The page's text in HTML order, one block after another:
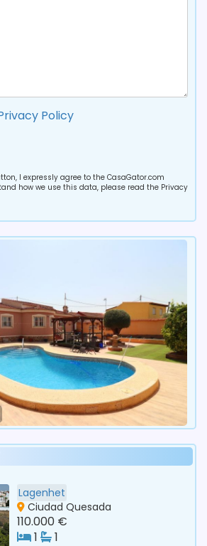
Policy
I expressly agree to the CasaGator.com
how we use this data, please read the Privacy
Lagenhet
Ciudad Quesada
110.000 €
1
1